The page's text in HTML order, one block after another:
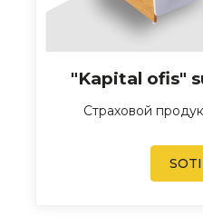
"Kapital ofis"
Страховой